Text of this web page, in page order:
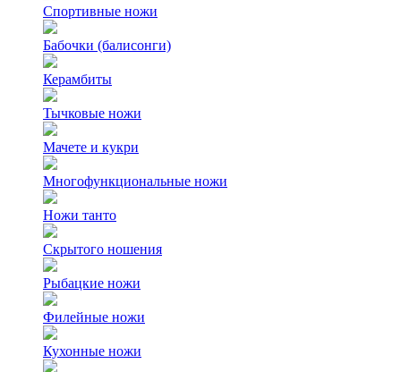
Спортивные ножи
Бабочки (балисонги)
Керамбиты
Тычковые ножи
Мачете и кукри
Многофункциональные ножи
Ножи танто
Скрытого ношения
Рыбацкие ножи
Филейные ножи
Кухонные ножи